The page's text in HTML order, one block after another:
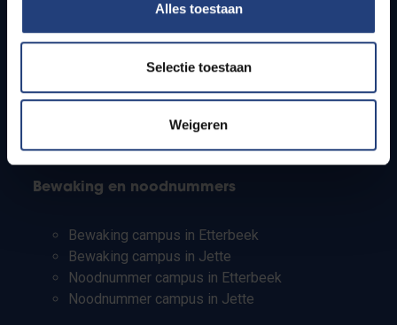
Alles toestaan
Selectie toestaan
Weigeren
Studenten
PhD-studenten
Leerkrachten en secundaire scholen
Bewaking en noodnummers
Bewaking campus in Etterbeek
Bewaking campus in Jette
Noodnummer campus in Etterbeek
Noodnummer campus in Jette